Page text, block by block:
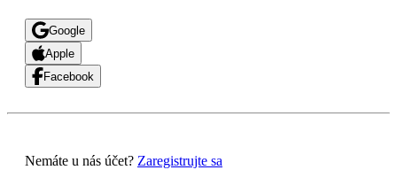
Google
Apple
Facebook
Nemáte u nás účet? Zaregistrujte sa